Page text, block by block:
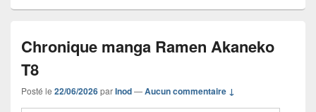
Chronique manga Ramen Akaneko
T8
Posté le 22/06/2026parInod—Aucun commentaire ↓